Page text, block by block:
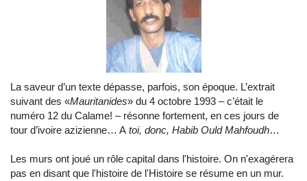
La saveur d’un texte dépasse, parfois, son époque. L’extrait
suivant des «Mauritanides» du 4 octobre 1993 – c’était le
numéro 12 du Calame! – résonne fortement, en ces jours de
tour d’ivoire azizienne… A toi, donc, Habib Ould Mahfoudh…
Les murs ont joué un rôle capital dans l'histoire. On n'exagérera
pas en disant que l'histoire de l'Histoire se résume en un mur.